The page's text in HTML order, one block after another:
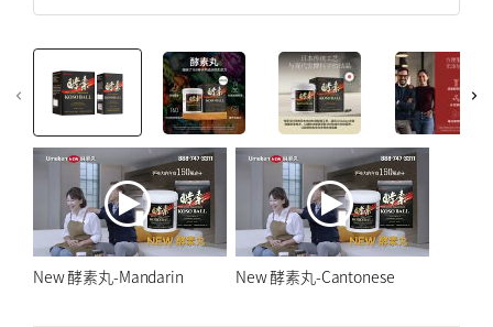
New 酵素丸-Mandarin New 酵素丸-Cantonese
优惠券
高達九折優惠
券
仅限在线
特别促销
myUmeken
Point
创建帐户
美容和皮膚
心臟健康
骨及關節健康
健康產品
化妆品 ／护肤品
家電產品
床具